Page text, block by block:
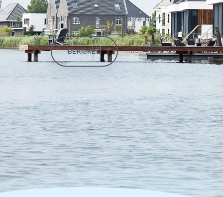
Bekijk de documentaire hier:
BEKIJKEN